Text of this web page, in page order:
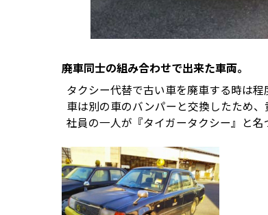
廃車同士の組み合わせで出来た車両。
タクシー代替で古い車を廃車する時は
車は別の車のバンパーと交換したため
社員の一人が『タイガータクシー』と名